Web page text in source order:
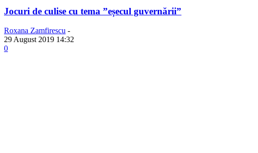
Jocuri de culise cu tema ”eșecul guvernării”
Roxana Zamfirescu -
29 August 2019 14:32
0